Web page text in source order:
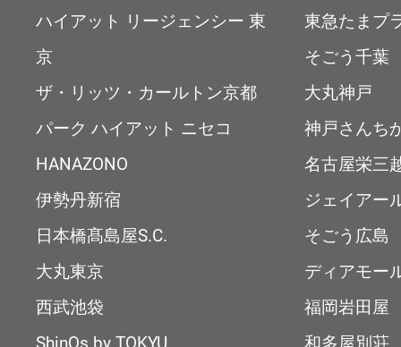
ハイアット リージェンシー 東
京
ザ・リッツ・カールトン京都
パーク ハイアット ニセコ
HANAZONO
伊勢丹新宿
日本橋髙島屋S.C.
大丸東京
西武池袋
ShinQs by TOKYU
東急たまプ
そごう千葉
大丸神戸
神戸さんち
名古屋栄三
ジェイアー
そごう広島
ディアモー
福岡岩田屋
和多屋別荘